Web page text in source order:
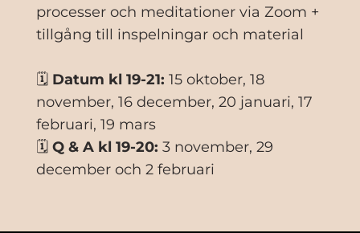
processer och meditationer via Zoom +
tillgång till inspelningar och material
🗓 Datum kl 19-21: 15 oktober, 18
november, 16 december, 20 januari, 17
februari, 19 mars
🗓 Q & A kl 19-20: 3 november, 29
december och 2 februari